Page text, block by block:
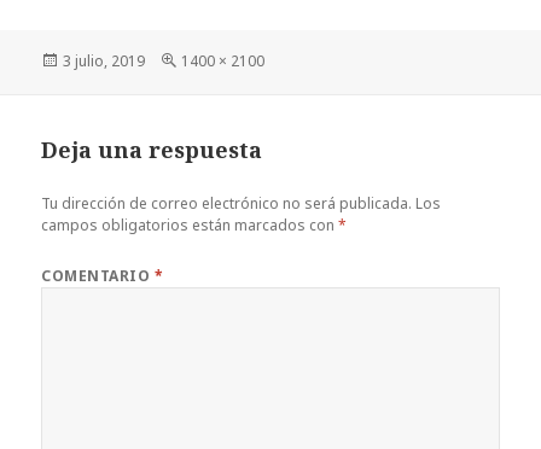
Publicado
3 julio, 2019
Tamaño
1400 × 2100
Deja una respuesta
Tu dirección de correo electrónico no será publicada. Los
campos obligatorios están marcados con*
COMENTARIO *